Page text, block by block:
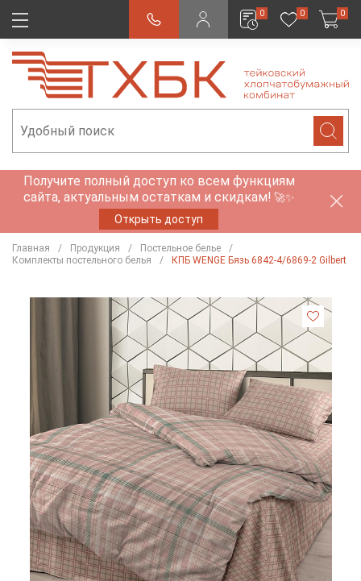
0 0 0
Получите полный доступ ко всем функциям
сайта, актуальным остаткам и скидкам! 🚀✨
Открыть доступ
Главная Продукция
Постельное белье
Комплекты постельного белья
КПБ WENGE Бязь 6842-4/6869-2 Gilbert